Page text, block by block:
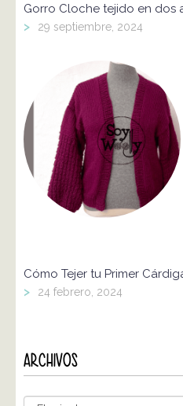
Gorro Cloche tejido en dos
> 29 septiembre, 2024
Cómo Tejer tu Primer
> 24 febrero, 2024
ARCHIVOS